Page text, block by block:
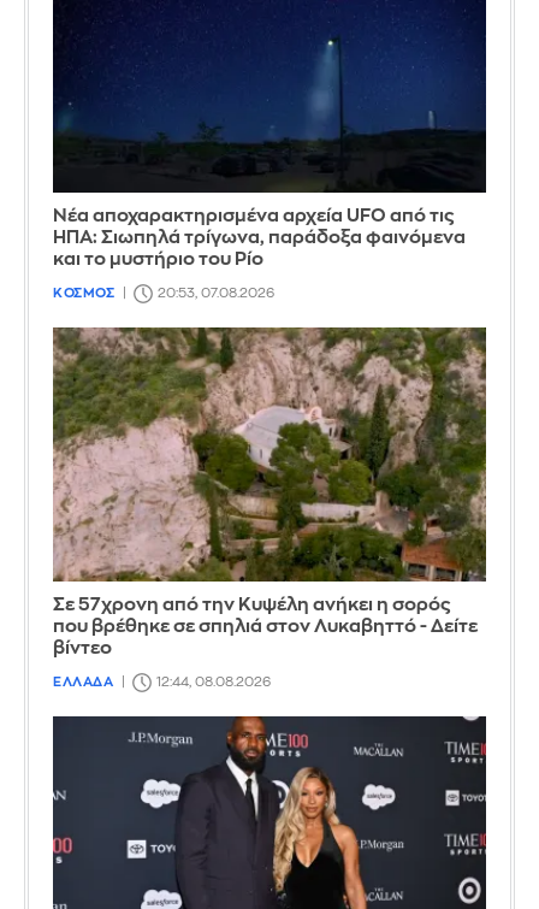
Νέα αποχαρακτηρισμένα αρχεία UFO από τις
ΗΠΑ: Σιωπηλά τρίγωνα, παράδοξα φαινόμενα
και το μυστήριο του Ρίο
ΚΟΣΜΟΣ 20:53, 07.08.2026
Σε 57χρονη από την Κυψέλη ανήκει η σορός
που βρέθηκε σε σπηλιά στον Λυκαβηττό - Δείτε
βίντεο
ΕΛΛΑΔΑ 12:44, 08.08.2026